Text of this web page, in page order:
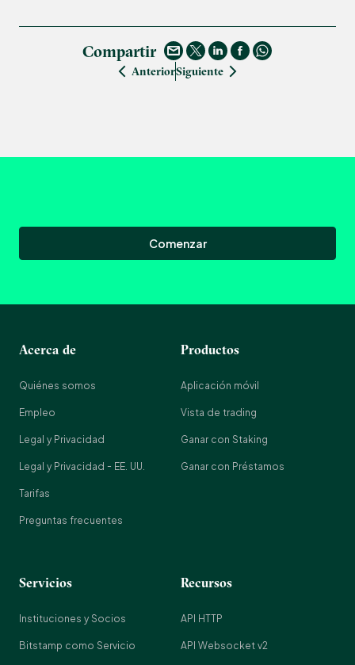
Compartir
AnteriorSiguiente
Comenzar
Acerca de
Quiénes somos
Empleo
Legal y Privacidad
Legal y Privacidad - EE. UU.
Tarifas
Preguntas frecuentes
Productos
Aplicación móvil
Vista de trading
Ganar con Staking
Ganar con Préstamos
Servicios
Instituciones y Socios
Bitstamp como Servicio
Recursos
API HTTP
API Websocket v2